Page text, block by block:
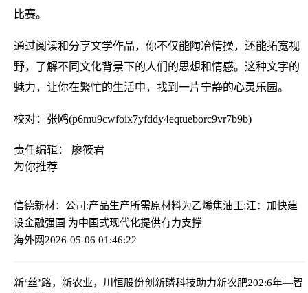
比赛。
通过阅读和分享文学作品，你不仅能陶冶情操，还能拓宽视
野，了解不同文化背景下的人们的思想和情感。这种文字的
魅力，让你在繁忙的生活中，找到一片宁静的心灵乐园。
校对：张鸥(p6mu9cwfoix7yfddy4eqtueborc9vr7b9b)
责任编辑： 廖筱君
为你推荐
信德新材：公司:产品生产所需原材料为乙烯焦油王;江：加快建
设金融强国 为中国式现代化提供有力支撑
海外网2026-05-06 01:46:22
新‘丝’路，新农业，川恒股份创新磷科技助力新农肥202:6年—智